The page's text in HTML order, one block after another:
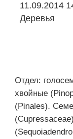
11.09.2014
Деревья
Отдел:
хвойные
(Pinales).